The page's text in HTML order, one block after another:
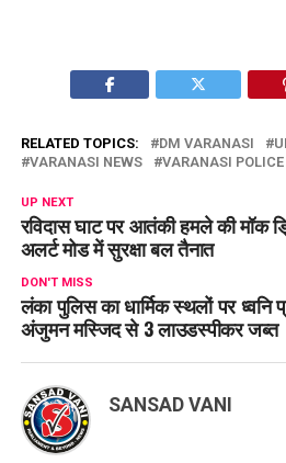
RELATED TOPICS: DM VARANASI
VARANASI NEWS
VARANASI POLICE
UP NEXT
रविदास घाट पर आतंकी हमले की मॉक
अलर्ट मोड में सुरक्षा बल तैनात
DON'T MISS
लंका पुलिस का धार्मिक स्थलों पर
अंजुमन मस्जिद से 3 लाउडस्पीकर जब्त
SANSAD VANI